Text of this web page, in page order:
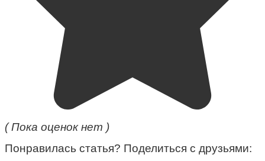
( Пока оценок нет )
Понравилась статья? Поделиться с друзьями: